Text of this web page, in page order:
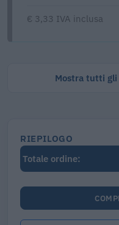
€ 3,33 IVA inclusa
Mostra tutti
RIEPILOGO
Totale ordine: